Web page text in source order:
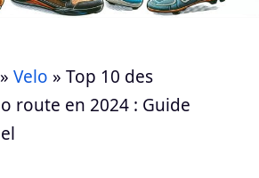
» Velo » Top 10 des
route en 2024 : Guide